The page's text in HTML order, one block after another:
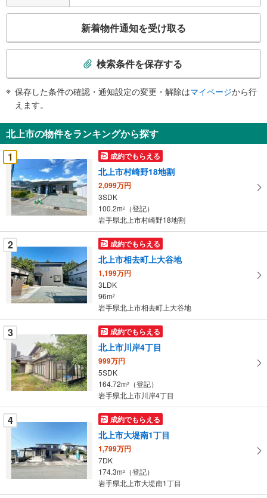
検
知
を
受
け
取
る
・
条
件
を
マ
イ
ペ
ー
に
保
存
す
る
新着物件通知を受け取る
検索条件を保存する
保存した条件の確認・通知設定の変更・解除はマイページから行
えます。
北上市の物件をランキングから探す
1
成約でもらえる
北上市村崎野18地割
2,099万円
3SDK
100.2m2
（登記）
岩手県北上市村崎野18地割
2 成約でもらえる
北上市相去町上大谷地
1,199万円
3LDK
96m2
岩手県北上市相去町上大谷地
3 成約でもらえる
北上市川岸4丁目
999万円
5SDK
164.72m2
（登記）
岩手県北上市川岸4丁目
4 成約でもらえる
北上市大堤南1丁目
1,799万円
7DK
174.3m2
（登記）
岩手県北上市大堤南1丁目